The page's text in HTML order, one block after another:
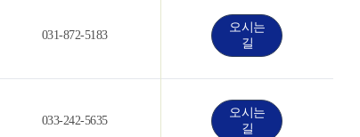
031-872-5183
오시는
길
033-242-5635
오시는
길